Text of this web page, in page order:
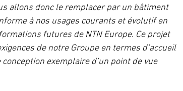
allons donc le remplacer par un bâtiment
à nos usages courants et évolutif en
futures de NTN Europe. Ce projet
de notre Groupe en termes d’accueil
exemplaire d’un point de vue